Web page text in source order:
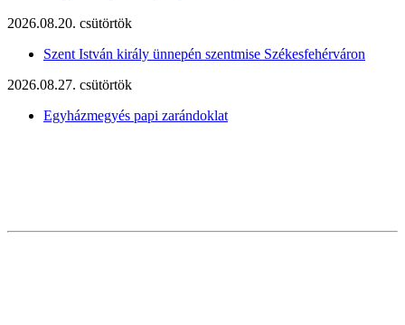
2026.08.20. csütörtök
Szent István király ünnepén szentmise Székesfehérváron
2026.08.27. csütörtök
Egyházmegyés papi zarándoklat